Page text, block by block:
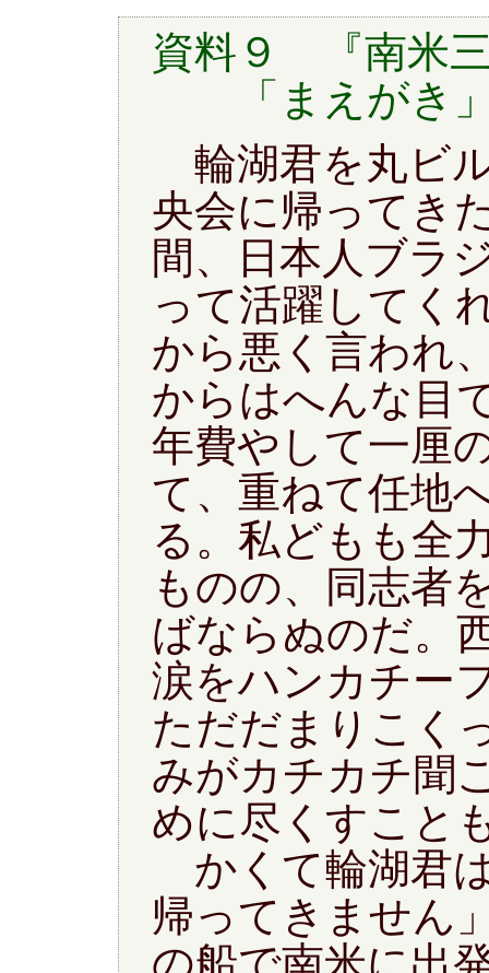
資料９ 『南米
「まえがき
輪湖君を丸ビ
央会に帰ってき
間、日本人ブラ
って活躍してく
から悪く言われ
からはへんな目
年費やして一厘
て、重ねて任地
る。私どもも全
ものの、同志者
ばならぬのだ。
涙をハンカチー
ただだまりこく
みがカチカチ聞
めに尽くすこと
かくて輪湖君
帰ってきません
の船で南米に出